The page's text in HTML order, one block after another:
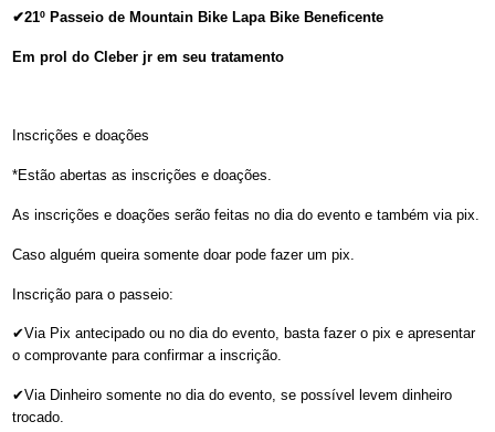
✔21º Passeio de Mountain Bike Lapa Bike Beneficente
Em prol do Cleber jr em seu tratamento
Inscrições e doações
*Estão abertas as inscrições e doações.
As inscrições e doações serão feitas no dia do evento e também via pix.
Caso alguém queira somente doar pode fazer um pix.
Inscrição para o passeio:
✔Via Pix antecipado ou no dia do evento, basta fazer o pix e apresentar
o comprovante para confirmar a inscrição.
✔Via Dinheiro somente no dia do evento, se possível levem dinheiro
trocado.